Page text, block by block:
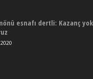
esnafı dertli: Kazanç